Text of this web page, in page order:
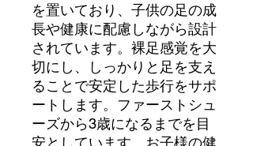
を置いており、子供の足の成
長や健康に配慮しながら設計
されています。裸足感覚を大
切にし、しっかりと足を支え
ることで安定した歩行をサポ
ートします。ファーストシュ
ーズから3歳になるまでを目
安としています。お子様の健